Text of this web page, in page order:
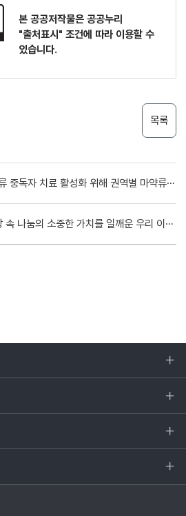
본 공공저작물은 공공누리
"출처표시" 조건에 따라 이용할 수
있습니다.
목록
마약류 중독자 치료 활성화 위해 권역별 마약류 중독자 치료보호기관 공모
“일상 속 나눔의 소중한 가치를 일깨운 우리 이웃을 찾습니다!”